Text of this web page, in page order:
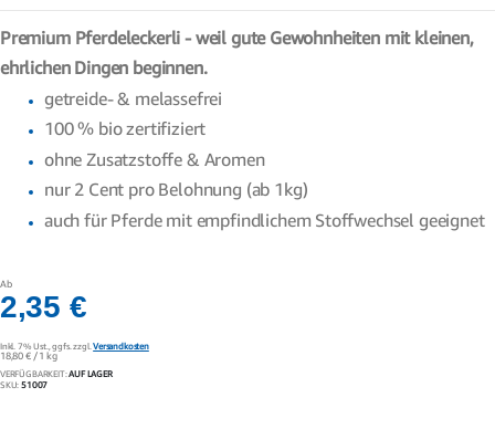
Premium Pferdeleckerli - weil gute Gewohnheiten mit kleinen,
ehrlichen Dingen beginnen.
getreide- & melassefrei
100 % bio zertifiziert
ohne Zusatzstoffe & Aromen
nur 2 Cent pro Belohnung (ab 1kg)
auch für Pferde mit empfindlichem Stoffwechsel geeignet
Ab
2,35 €
Inkl. 7% Ust.,ggfs. zzgl.Versandkosten
18,80 €/ 1 kg
VERFÜGBARKEIT:AUF LAGER
SKU 51007